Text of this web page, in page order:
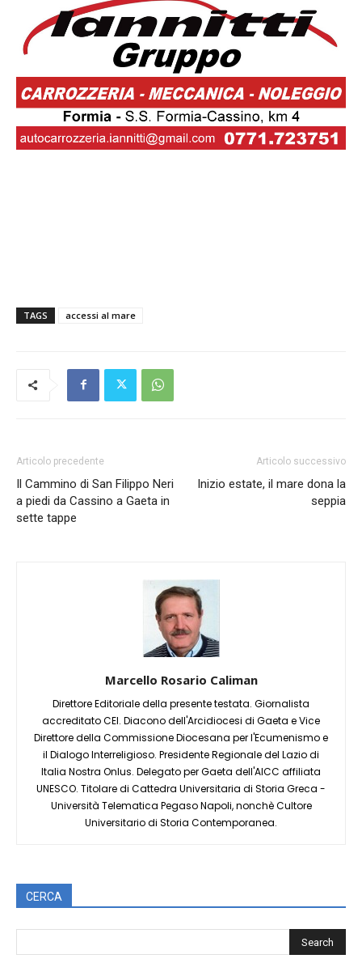
TAGS accessi al mare
Articolo precedente
Il Cammino di San Filippo Neri
a piedi da Cassino a Gaeta in
sette tappe
Articolo successivo
Inizio estate, il mare dona la
seppia
Marcello Rosario Caliman
Direttore Editoriale della presente testata. Giornalista
accreditato CEI. Diacono dell'Arcidiocesi di Gaeta e Vice
Direttore della Commissione Diocesana per l'Ecumenismo e
il Dialogo Interreligioso. Presidente Regionale del Lazio di
Italia Nostra Onlus. Delegato per Gaeta dell'AICC affiliata
UNESCO. Titolare di Cattedra Universitaria di Storia Greca -
Università Telematica Pegaso Napoli, nonchè Cultore
Universitario di Storia Contemporanea.
CERCA